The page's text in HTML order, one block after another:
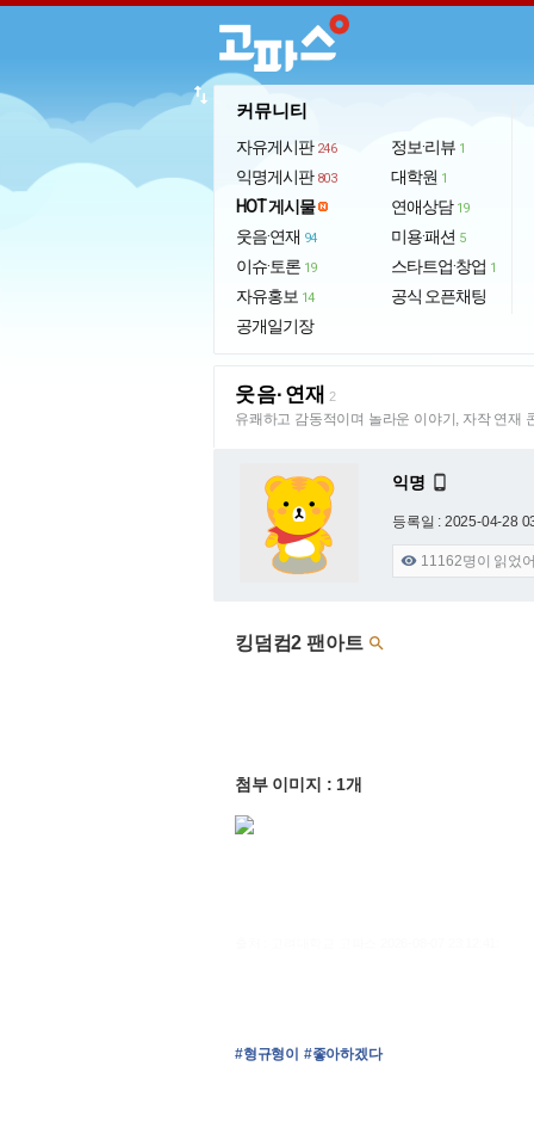
커뮤니티
자유게시판 246
익명게시판 803
HOT 게시물
웃음·연재 94
이슈·토론 19
자유홍보 14
공개일기장
정보·리뷰 1
대학원 1
연애상담 19
미용·패션 5
스타트업·창업 1
공식 오픈채팅
import_export
웃음·연재 2
유쾌하고 감동적이며 놀라운 이야기, 자작 연재
익명 
등록일 : 2025-04-28
 11162명이 읽었
킹덤컴2 팬아트 
첨부 이미지 : 1개
#형규형이 #좋아하겠다